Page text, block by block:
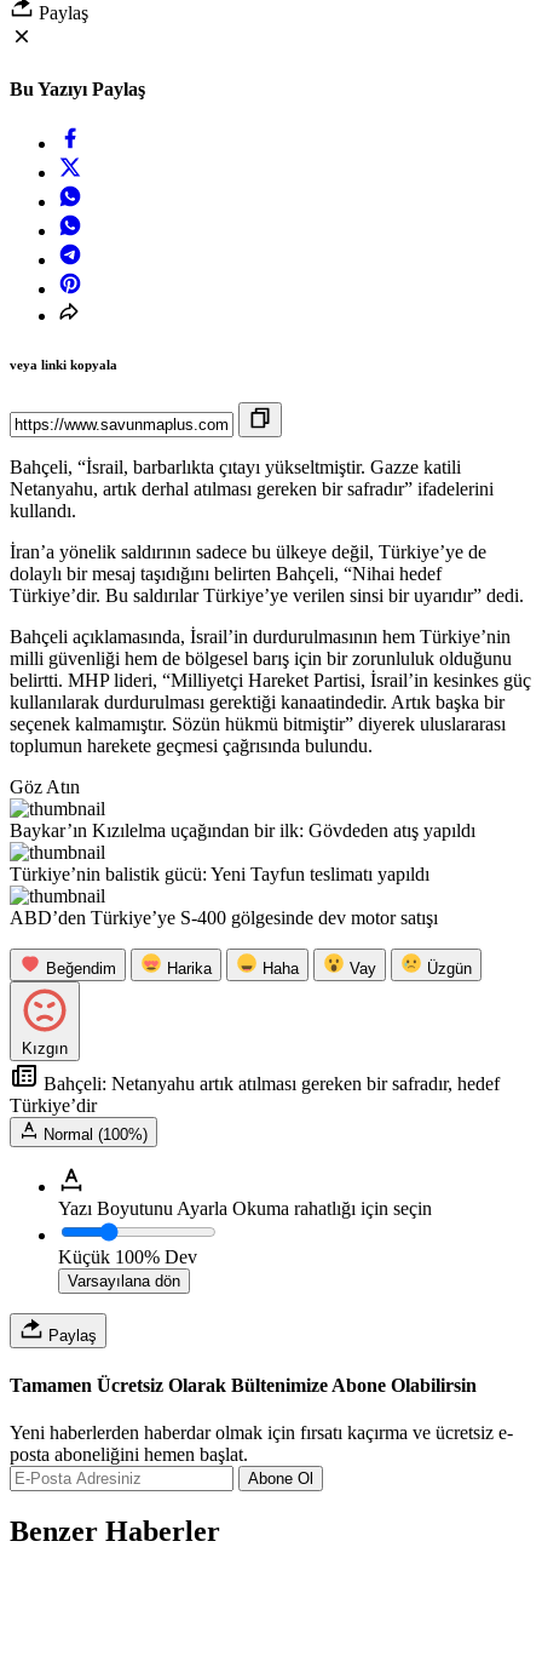
Paylaş
Bu Yazıyı Paylaş
veya linki kopyala
Bahçeli, “İsrail, barbarlıkta çıtayı yükseltmiştir. Gazze katili
Netanyahu, artık derhal atılması gereken bir safradır” ifadelerini
kullandı.
İran’a yönelik saldırının sadece bu ülkeye değil, Türkiye’ye de
dolaylı bir mesaj taşıdığını belirten Bahçeli, “Nihai hedef
Türkiye’dir. Bu saldırılar Türkiye’ye verilen sinsi bir uyarıdır” dedi.
Bahçeli açıklamasında, İsrail’in durdurulmasının hem Türkiye’nin
milli güvenliği hem de bölgesel barış için bir zorunluluk olduğunu
belirtti. MHP lideri, “Milliyetçi Hareket Partisi, İsrail’in kesinkes güç
kullanılarak durdurulması gerektiği kanaatindedir. Artık başka bir
seçenek kalmamıştır. Sözün hükmü bitmiştir” diyerek uluslararası
toplumun harekete geçmesi çağrısında bulundu.
Göz Atın
Baykar’ın Kızılelma uçağından bir ilk: Gövdeden atış yapıldı
Türkiye’nin balistik gücü: Yeni Tayfun teslimatı yapıldı
ABD’den Türkiye’ye S-400 gölgesinde dev motor satışı
Beğendim Harika Haha Vay Üzgün
Kızgın
Bahçeli: Netanyahu artık atılması gereken bir safradır, hedef
Türkiye’dir
Normal (100%)
Yazı Boyutunu Ayarla Okuma rahatlığı için seçin
Küçük 100% Dev
Varsayılana dön
Paylaş
Tamamen Ücretsiz Olarak Bültenimize Abone Olabilirsin
Yeni haberlerden haberdar olmak için fırsatı kaçırma ve ücretsiz e-
posta aboneliğini hemen başlat.
Abone Ol
Benzer Haberler